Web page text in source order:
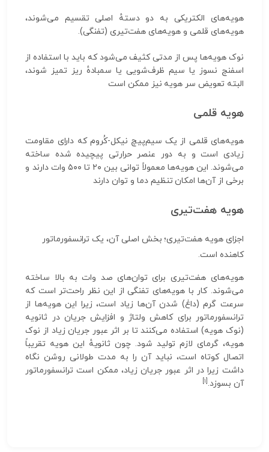
هویه‌های الکتریکی به دو دستهٔ اصلی تقسیم می‌شوند،
هویه‌های قلمی و هویه‌های هفت‌تیری (تفنگی).
نوک هویه‌ها پس از مدتی کثیف می‌شود که باید با استفاده از
اسفنج نسوز یا سیم ظرف‌شویی یا سمبادهٔ ریز تمیز شوند،
البته تعویض سر هویه نیز ممکن است
هویه قلمی
هویه‌های قلمی از یک سیم‌پیچ نیکل-کُروم که دارای مقاومت
زیادی است و به دور عنصر حرارتی پیچیده شده ساخته
می‌شوند. این هویه‌ها معمولاً توانی بین ۲۰ تا ۵۰۰ وات دارند و
برخی از آن‌ها امکان تنظیم دما و توان دارند
هویه هفت‌تیری
اجزای هویه هفت‌تیری؛ بخش اصلی آن، یک ترانسفورماتور
کاهنده است.
هویه‌های هفت‌تیری برای توان‌های صد وات به بالا ساخته
می‌شوند. کار با هویه‌های تفنگی از این نظر راحت‌تر است که
سرعت گرم (داغ) شدن آن‌ها زیاد است، زیرا این هویه‌ها از
ترانسفورماتور برای کاهش ولتاژ و افزایش جریان در ثانویه
(نوک هویه) استفاده می‌کنند تا بر اثر عبور جریان زیاد از نوک
هویه، گرمای لازم تولید شود. چون ثانویهٔ این هویه تقریباً
اتصال کوتاه است، نباید آن‌ را به مدت طولانی روشن نگاه
داشت زیرا در اثر عبور جریان زیاد، ممکن است ترانسفورماتور
آن‌ بسوزد. [۱]